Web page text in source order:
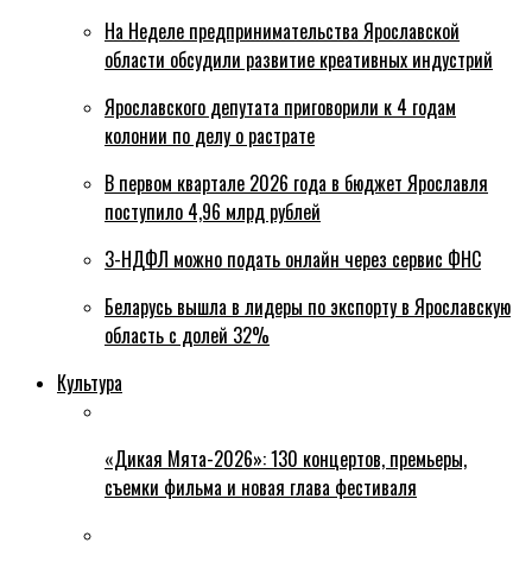
На Неделе предпринимательства Ярославской
области обсудили развитие креативных индустрий
Ярославского депутата приговорили к 4 годам
колонии по делу о растрате
В первом квартале 2026 года в бюджет Ярославля
поступило 4,96 млрд рублей
3-НДФЛ можно подать онлайн через сервис ФНС
Беларусь вышла в лидеры по экспорту в Ярославскую
область с долей 32%
Культура
«Дикая Мята-2026»: 130 концертов, премьеры,
съемки фильма и новая глава фестиваля